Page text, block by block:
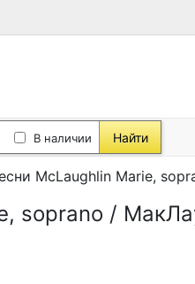
В наличии Найти
McLaughlin Marie,
soprano /